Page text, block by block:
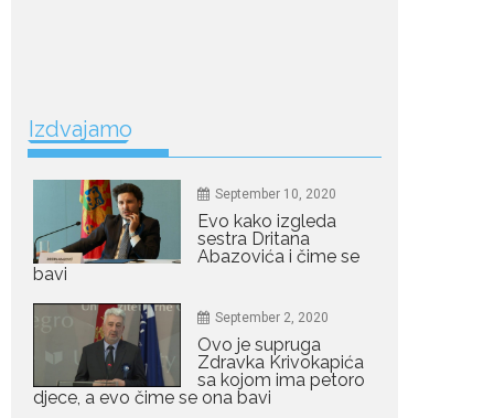
Pejović zablistala u
drugog porođaja
zategnuta kao praćka
Crnogorska voditeljka Dejana Golubović Pejović
ponovo je oduševila...
July 19, 2026
Raskid sa ovim
znakovima zodijaka
teško mogu da se
zaborave
Izdvajamo
September 10, 2020
Evo kako izgleda
sestra Dritana
Abazovića i čime se
bavi
September 2, 2020
Ovo je supruga
Zdravka Krivokapića
sa kojom ima petoro
djece, a evo čime se ona bavi